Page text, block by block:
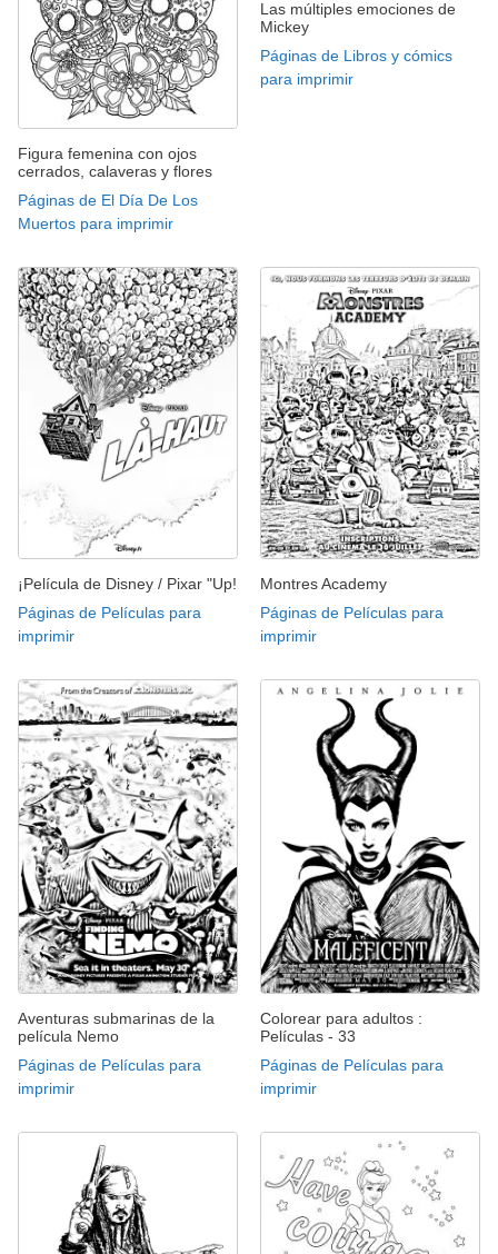
Figura femenina con ojos
cerrados, calaveras y flores
Páginas de El Día De Los
Muertos para imprimir
Las múltiples emociones de
Mickey
Páginas de Libros y cómics
para imprimir
¡Película de Disney / Pixar "Up!
Páginas de Películas para
imprimir
Montres Academy
Páginas de Películas para
imprimir
Aventuras submarinas de la
película Nemo
Páginas de Películas para
imprimir
Colorear para adultos :
Películas - 33
Páginas de Películas para
imprimir